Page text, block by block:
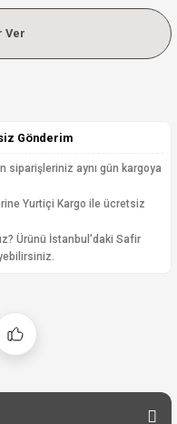
Ver
Gönderim
siparişleriniz aynı gün kargoya
Yurtiçi Kargo ile ücretsiz
Ürünü İstanbul'daki Safir